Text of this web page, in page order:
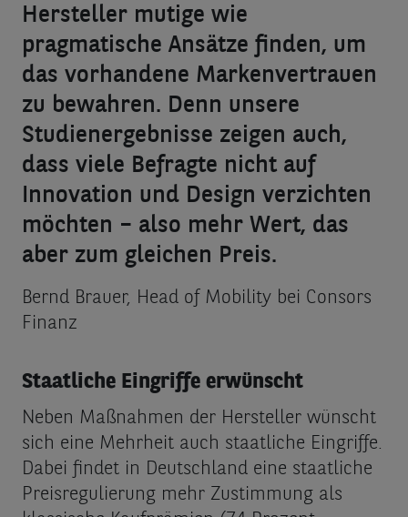
Hersteller mutige wie
pragmatische Ansätze finden, um
das vorhandene Markenvertrauen
zu bewahren. Denn unsere
Studienergebnisse zeigen auch,
dass viele Befragte nicht auf
Innovation und Design verzichten
möchten – also mehr Wert, das
aber zum gleichen Preis.
Bernd Brauer, Head of Mobility bei Consors
Finanz
Staatliche Eingriffe erwünscht
Neben Maßnahmen der Hersteller wünscht
sich eine Mehrheit auch staatliche Eingriffe.
Dabei findet in Deutschland eine staatliche
Preisregulierung mehr Zustimmung als